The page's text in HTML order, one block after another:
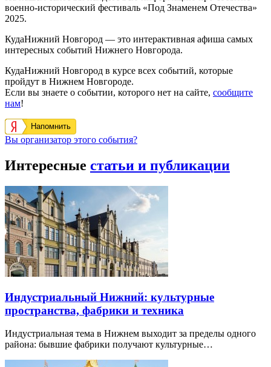
военно-исторический фестиваль «Под Знаменем Отечества»
2025.
КудаНижний Новгород — это интерактивная афиша самых
интересных событий Нижнего Новгорода.
КудаНижний Новгород в курсе всех событий, которые
пройдут в Нижнем Новгороде.
Если вы знаете о событии, которого нет на сайте, сообщите
нам!
Напомнить
Вы организатор этого события?
Интересные статьи и публикации
Индустриальный Нижний: культурные
пространства, фабрики и техника
Индустриальная тема в Нижнем выходит за пределы одного
района: бывшие фабрики получают культурные…